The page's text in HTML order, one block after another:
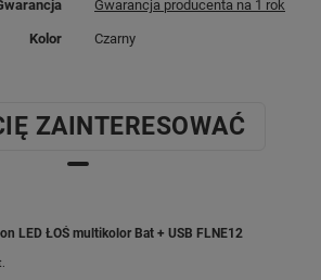
Gwarancja producenta na 1 rok
Kolor Czarny
ZAINTERESOWAĆ
LED ŁOŚ multikolor Bat + USB FLNE12